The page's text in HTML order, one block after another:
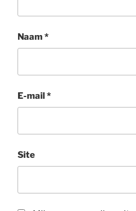
Naam*
E-mail*
Site